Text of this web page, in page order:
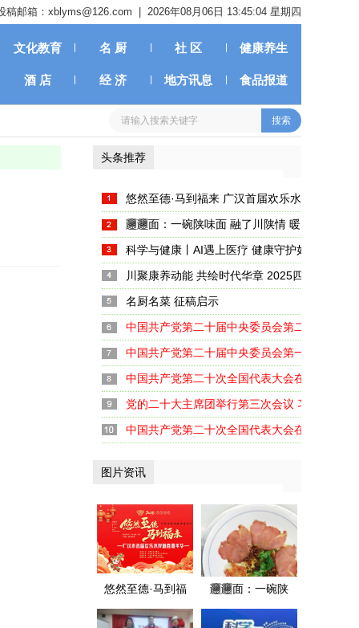
稿邮箱：xblyms@126.com | 2026年08月06日 13:45:05 星期四
文化教育 名 厨 社 区 健康养生
酒 店 经 济 地方讯息 食品报道
头条推荐
悠然至德·马到福来 广汉首届欢乐水岸新春嘉
启幕
𰻞𰻞面：一碗陕味面 融了川陕情 暖了天府胃
科学与健康丨AI遇上医疗 健康守护如何注入新
川聚康养动能 共绘时代华章 2025四川养生产
大启幕名厨名菜 征稿启示
中国共产党第二十届中央委员会第二次全体会
中国共产党第二十届中央委员会第一次全体会
中国共产党第二十次全国代表大会在京闭幕
党的二十大主席团举行第三次会议 习近平主持
中国共产党第二十次全国代表大会在京开幕
图片资讯
悠然至德·马到福
来 广汉首届欢乐
𰻞𰻞面：一碗陕
味面 融了川陕情